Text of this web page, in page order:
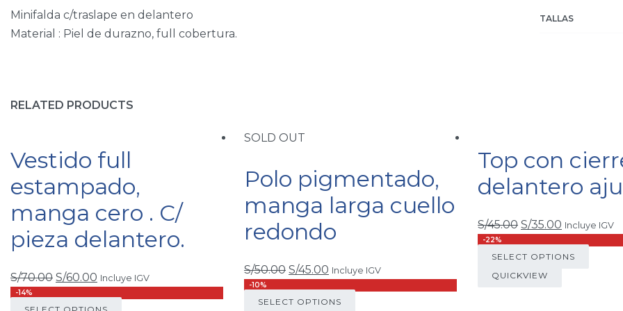
Minifalda c/traslape en delantero
Material : Piel de durazno, full cobertura.
TALLAS
RELATED PRODUCTS
Vestido full
estampado,
manga cero . C/
pieza delantero.
S/70.00 S/60.00 Incluye IGV
-14%
SOLD OUT
Polo pigmentado,
manga larga cuello
redondo
S/50.00 S/45.00 Incluye IGV
-10%
SELECT OPTIONS
Top con
delantero
S/45.00 S/35.00 Incluye IGV
-22%
SELECT OPTIONS
QUICKVIEW
Nosotros
Procesos
Soporte
Términos y condiciones
Delivery y devoluciones
Catálogo de productos
Company Profile
Contacto